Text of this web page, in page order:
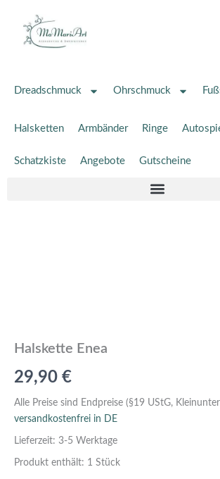
Inhalt
springen
Dreadschmuck Ohrschmuck
Halsketten Armbänder Ringe
Schatzkiste Angebote Gutscheine
Halskette Enea
29,90 €
Alle Preise sind Endpreise (§19 UStG,
versandkostenfrei in DE
Lieferzeit: 3-5 Werktage
Produkt enthält: 1 Stück